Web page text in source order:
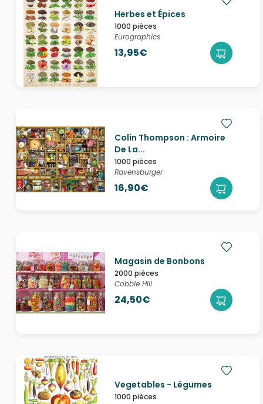
Herbes et Épices
1000 pièces
Eurographics
13,95€
Colin Thompson : Armoire
De La...
1000 pièces
Ravensburger
16,90€
Magasin de Bonbons
2000 pièces
Cobble Hill
24,50€
Vegetables - Légumes
1000 pièces